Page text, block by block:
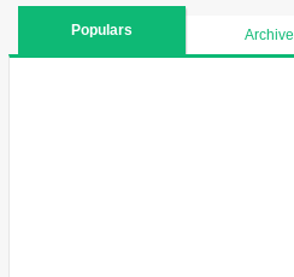
Populars Archive